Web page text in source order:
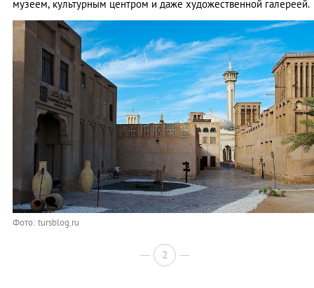
музеем, культурным центром и даже художественной галереей.
Фото: tursblog.ru
2